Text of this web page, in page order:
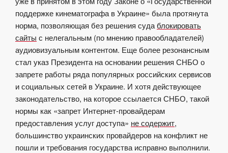
поддержке кинематографа в Украине» была протянута
норма, позволяющая без решения судаблокировать
сайты с нелегальным (по мнению правообладателей)
аудиовизуальным контентом. Еще более резонансным
стал указ Президента на основании решения СНБО о
запрете работы ряда популярных российских сервисов
и социальных сетей в Украине. И хотя действующее
законодательство, на которое ссылается СНБО, такой
нормы как «запрет Интернет-провайдерам
предоставления услуг доступа» не содержит,
большинство украинских провайдеров на конфликт не
пошли и требования государства исправно выполнили.